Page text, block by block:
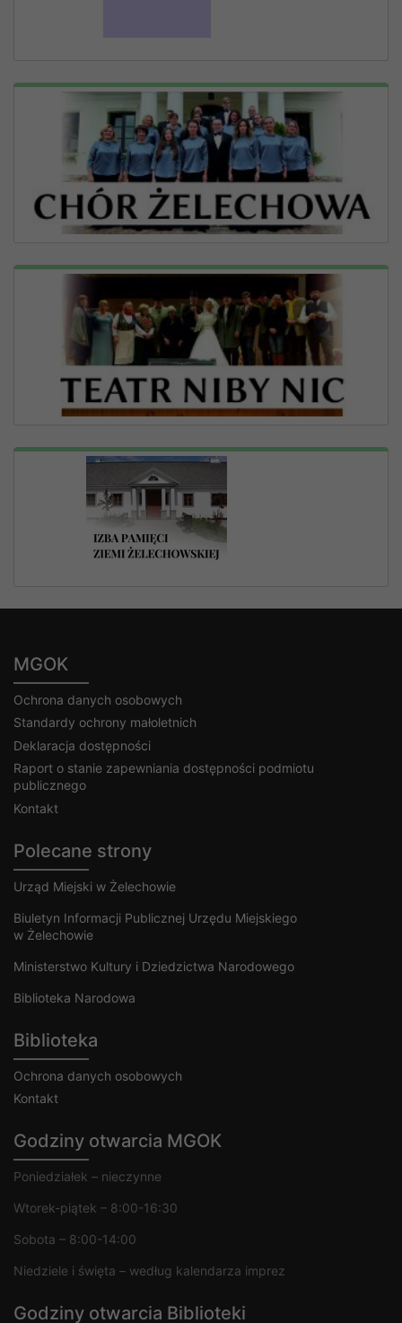
MGOK
Ochrona danych osobowych
Standardy ochrony małoletnich
Deklaracja dostępności
Raport o stanie zapewniania dostępności podmiotu
publicznego
Kontakt
Polecane strony
Urząd Miejski w Żelechowie
Biuletyn Informacji Publicznej Urzędu Miejskiego
w Żelechowie
Ministerstwo Kultury i Dziedzictwa Narodowego
Biblioteka Narodowa
Biblioteka
Ochrona danych osobowych
Kontakt
Godziny otwarcia MGOK
Poniedziałek – nieczynne
Wtorek-piątek – 8:00-16:30
Sobota – 8:00-14:00
Niedziele i święta – według kalendarza imprez
Godziny otwarcia Biblioteki